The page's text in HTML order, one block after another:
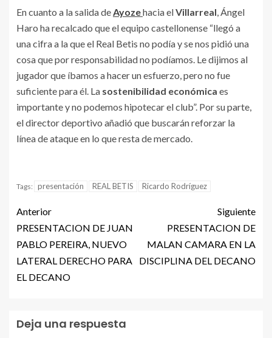
En cuanto a la salida deAyozehacia elVillarreal, Ángel
Haro ha recalcado que el equipo castellonense “llegó a
una cifra a la que el Real Betis no podía y se nos pidió una
cosa que por responsabilidad no podíamos. Le dijimos al
jugador que íbamos a hacer un esfuerzo, pero no fue
suficiente para él. La sostenibilidad económica es
importante y no podemos hipotecar el club”. Por su parte,
el director deportivo añadió que buscarán reforzar la
línea de ataque en lo que resta de mercado.
Tags: presentación REAL BETIS Ricardo Rodríguez
Anterior
PRESENTACION DE JUAN
PABLO PEREIRA, NUEVO
LATERAL DERECHO PARA
EL DECANO
Siguiente
PRESENTACION DE
MALAN CAMARA EN LA
DISCIPLINA DEL DECANO
Deja una respuesta